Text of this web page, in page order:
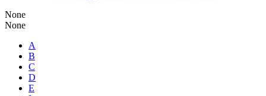
None
None
A
B
C
D
E